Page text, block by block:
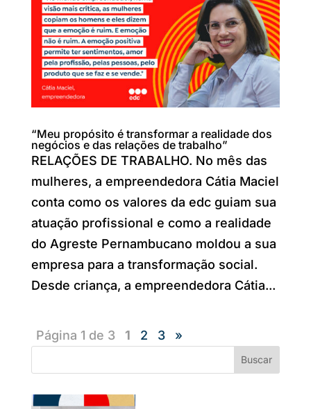
“Meu propósito é transformar a realidade dos
negócios e das relações de trabalho”
RELAÇÕES DE TRABALHO. No mês das
mulheres, a empreendedora Cátia Maciel
conta como os valores da edc guiam sua
atuação profissional e como a realidade
do Agreste Pernambucano moldou a sua
empresa para a transformação social.
Desde criança, a empreendedora Cátia...
Página 1 de 3 1 2 3 »
Buscar